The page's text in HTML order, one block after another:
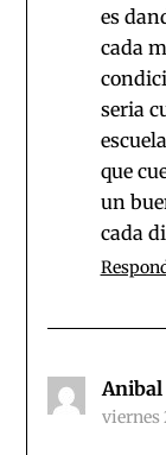
es
cada
seria
que
un
cada
Anibal
viernes